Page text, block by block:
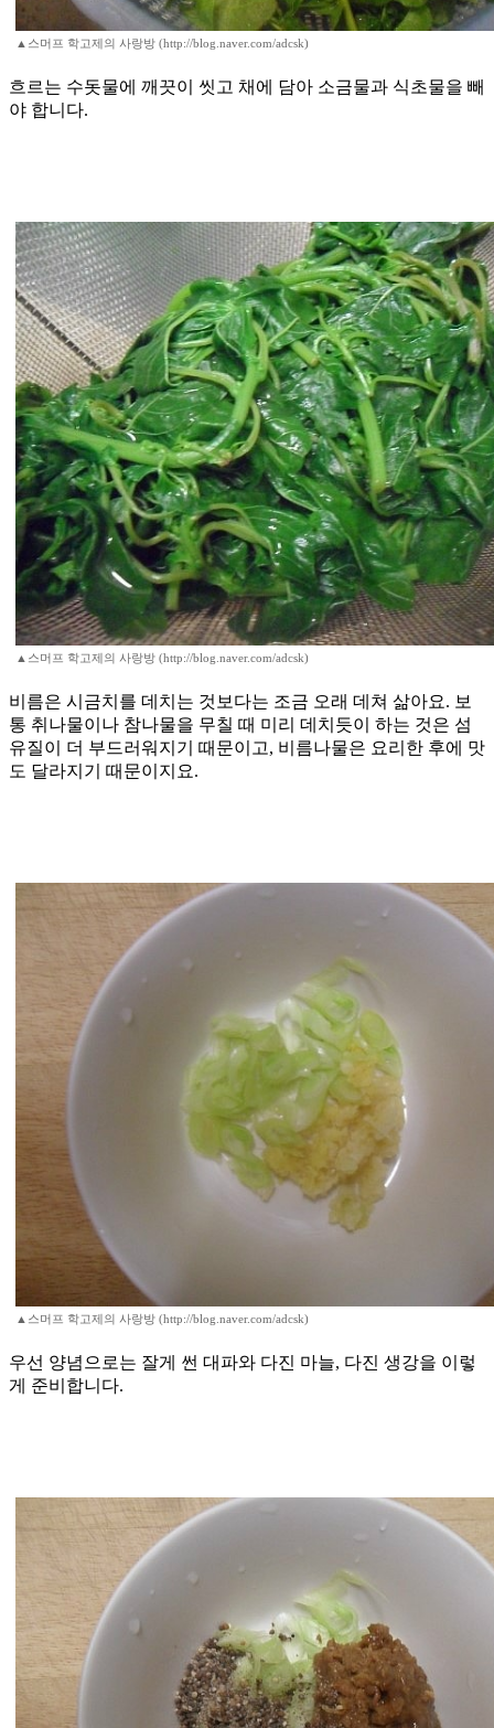
▲스머프 학고제의 사랑방 (http://blog.naver.com/adcsk)
​흐르는 수돗물에 깨끗이 씻고 채에 담아 소금물과 식초물을 빼
야 합니다.
▲스머프 학고제의 사랑방 (http://blog.naver.com/adcsk)
비름은 시금치를 데치는 것보다는 조금 오래 데쳐 삶아요. 보
통 취나물이나 참나물을 무칠 때 미리 데치듯이 하는 것은 섬
유질이 더 부드러워지기 때문이고, 비름나물은 요리한 후에 맛
도 달라지기 때문이지요.
▲스머프 학고제의 사랑방 (http://blog.naver.com/adcsk)
우선 양념으로는 잘게 썬 대파와 다진 마늘, 다진 생강을 이렇
게 준비합니다.